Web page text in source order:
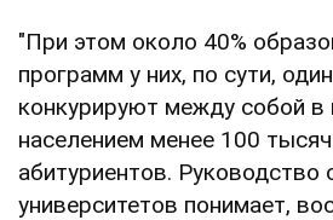
"При этом около 40%
программ у них, по сути,
конкурируют между собой в
населением менее 100
абитуриентов. Руководство
университетов понимает,